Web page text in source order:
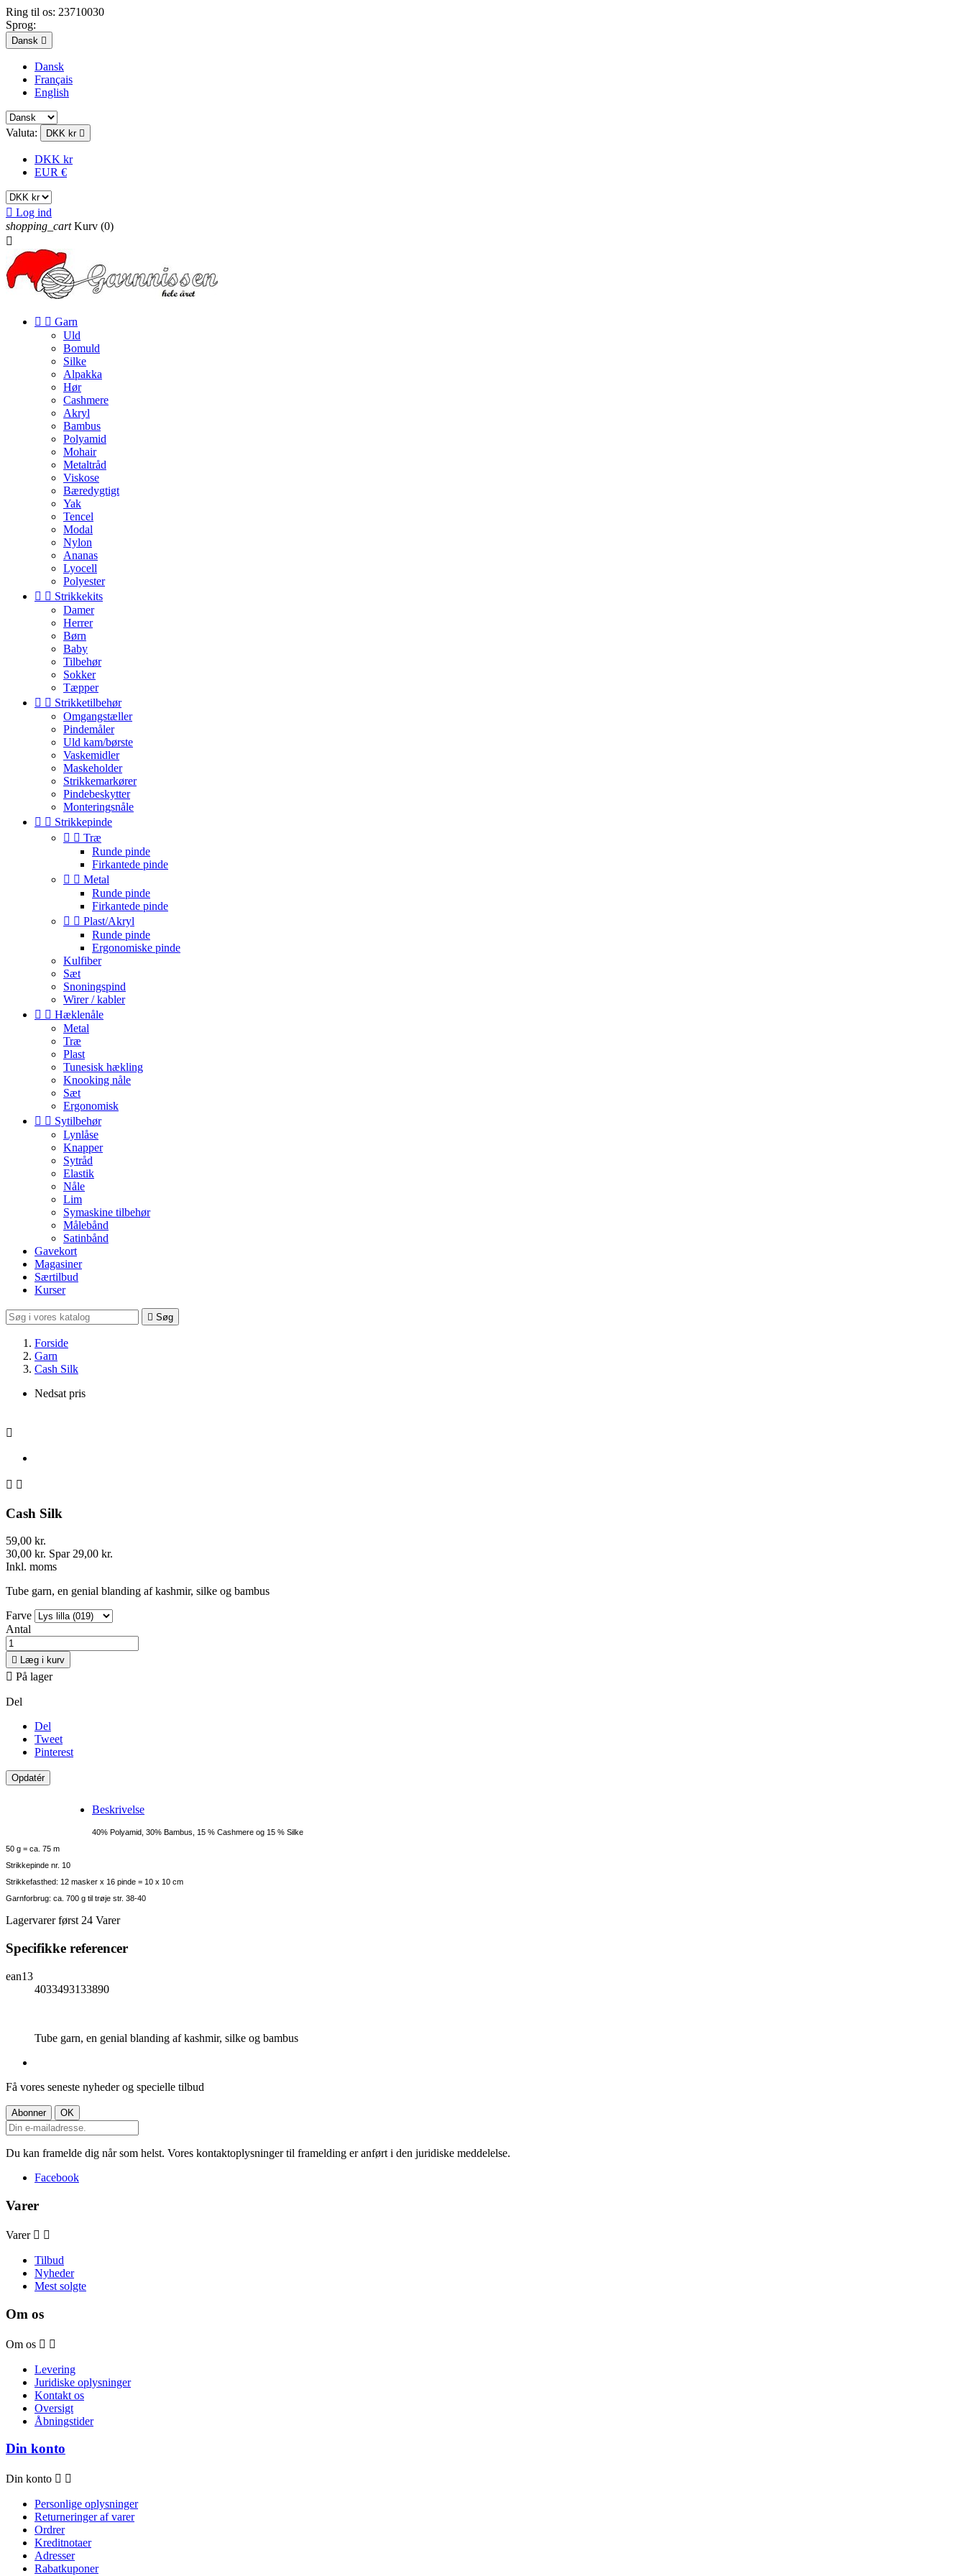
Ring til os: 23710030
Sprog:
Dansk 
Dansk
Français
English
Valuta: DKK kr 
DKK kr
EUR €
 Log ind
shopping_cart Kurv (0)

  Garn
Uld
Bomuld
Silke
Alpakka
Hør
Cashmere
Akryl
Bambus
Polyamid
Mohair
Metaltråd
Viskose
Bæredygtigt
Yak
Tencel
Modal
Nylon
Ananas
Lyocell
Polyester
  Strikkekits
Damer
Herrer
Børn
Baby
Tilbehør
Sokker
Tæpper
  Strikketilbehør
Omgangstæller
Pindemåler
Uld kam/børste
Vaskemidler
Maskeholder
Strikkemarkører
Pindebeskytter
Monteringsnåle
  Strikkepinde
  Træ
Runde pinde
Firkantede pinde
  Metal
Runde pinde
Firkantede pinde
  Plast/Akryl
Runde pinde
Ergonomiske pinde
Kulfiber
Sæt
Snoningspind
Wirer / kabler
  Hæklenåle
Metal
Træ
Plast
Tunesisk hækling
Knooking nåle
Sæt
Ergonomisk
  Sytilbehør
Lynlåse
Knapper
Sytråd
Elastik
Nåle
Lim
Symaskine tilbehør
Målebånd
Satinbånd
Gavekort
Magasiner
Særtilbud
Kurser
 Søg
Forside
Garn
Cash Silk
Nedsat pris

 
Cash Silk
59,00 kr.
30,00 kr. Spar 29,00 kr.
Inkl. moms
Tube garn, en genial blanding af kashmir, silke og bambus
Farve
Antal
 Læg i kurv
 På lager
Del
Del
Tweet
Pinterest
Beskrivelse
40% Polyamid, 30% Bambus, 15 % Cashmere og 15 % Silke
50 g = ca. 75 m
Strikkepinde nr. 10
Strikkefasthed: 12 masker x 16 pinde = 10 x 10 cm
Garnforbrug: ca. 700 g til trøje str. 38-40
Lagervarer først 24 Varer
Specifikke referencer
ean13
4033493133890
Tube garn, en genial blanding af kashmir, silke og bambus
Få vores seneste nyheder og specielle tilbud
Du kan framelde dig når som helst. Vores kontaktoplysninger til framelding er anført i den juridiske meddelelse.
Facebook
Varer
Varer  
Tilbud
Nyheder
Mest solgte
Om os
Om os  
Levering
Juridiske oplysninger
Kontakt os
Oversigt
Åbningstider
Din konto
Din konto  
Personlige oplysninger
Returneringer af varer
Ordrer
Kreditnotaer
Adresser
Rabatkuponer